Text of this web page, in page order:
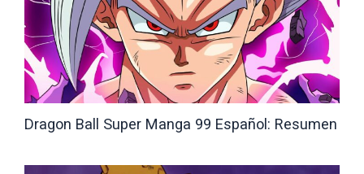
Dragon Ball Super Manga 99 Español: Resumen